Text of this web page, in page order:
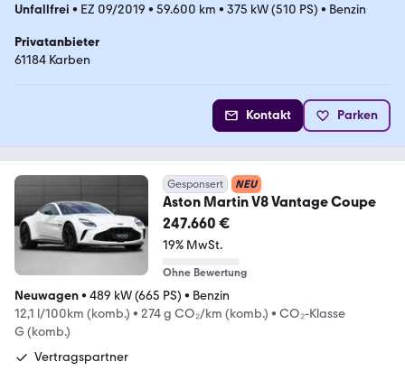
Unfallfrei • EZ 09/2019 • 59.600 km • 375 kW (510 PS) • Benzin
Privatanbieter
61184 Karben
Kontakt Parken
Gesponsert NEU
Aston Martin V8 Vantage Coupe
247.660 €
19% MwSt.
Ohne Bewertung
Neuwagen• 489 kW (665 PS) • Benzin
12,1 l/100km (komb.) • 274 g CO₂/km (komb.) • CO₂-Klasse
G (komb.)
Vertragspartner